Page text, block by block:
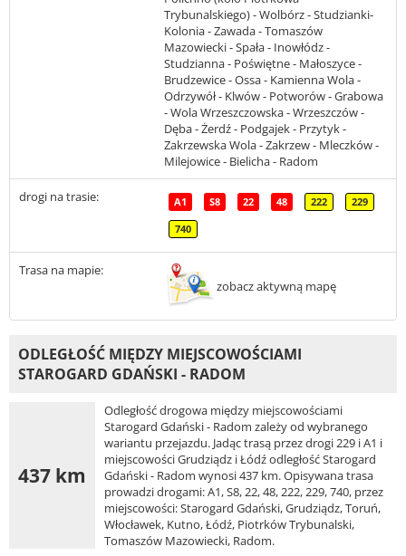
Trybunalskiego) - Wolbórz - Studzianki-
Kolonia - Zawada - Tomaszów
Mazowiecki - Spała - Inowłódz -
Studzianna - Poświętne - Małoszyce -
Brudzewice - Ossa - Kamienna Wola -
Odrzywół - Klwów - Potworów - Grabowa
- Wola Wrzeszczowska - Wrzeszczów -
Dęba - Żerdź - Podgajek - Przytyk -
Zakrzewska Wola - Zakrzew - Mleczków -
Milejowice - Bielicha - Radom
drogi na trasie: A1 S8 22 48 222 229
740
Trasa na mapie:
zobacz aktywną mapę
ODLEGŁOŚĆ MIĘDZY MIEJSCOWOŚCIAMI
STAROGARD GDAŃSKI - RADOM
437 km
Odległość drogowa między miejscowościami
Starogard Gdański - Radom zależy od wybranego
wariantu przejazdu. Jadąc trasą przez drogi 229 i A1 i
miejscowości Grudziądz i Łódź odległość Starogard
Gdański - Radom wynosi 437 km. Opisywana trasa
prowadzi drogami: A1, S8, 22, 48, 222, 229, 740, przez
miejscowości: Starogard Gdański, Grudziądz, Toruń,
Włocławek, Kutno, Łódź, Piotrków Trybunalski,
Tomaszów Mazowiecki, Radom.